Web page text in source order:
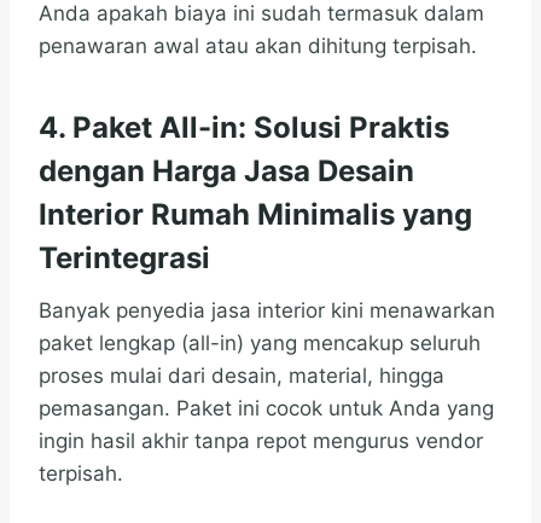
Anda apakah biaya ini sudah termasuk dalam
penawaran awal atau akan dihitung terpisah.
4. Paket All-in: Solusi Praktis
dengan Harga Jasa Desain
Interior Rumah Minimalis yang
Terintegrasi
Banyak penyedia jasa interior kini menawarkan
paket lengkap (all-in) yang mencakup seluruh
proses mulai dari desain, material, hingga
pemasangan. Paket ini cocok untuk Anda yang
ingin hasil akhir tanpa repot mengurus vendor
terpisah.